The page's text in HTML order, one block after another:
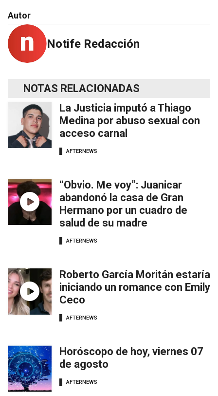
Autor
Notife Redacción
NOTAS RELACIONADAS
La Justicia imputó a Thiago
Medina por abuso sexual con
acceso carnal
AFTERNEWS
“Obvio. Me voy”: Juanicar
abandonó la casa de Gran
Hermano por un cuadro de
salud de su madre
AFTERNEWS
Roberto García Moritán estaría
iniciando un romance con Emily
Ceco
AFTERNEWS
Horóscopo de hoy, viernes 07
de agosto
AFTERNEWS